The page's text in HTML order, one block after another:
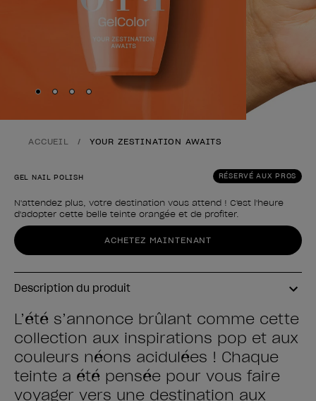
Skip to slide
Skip to slide
Skip to slide
Skip to slide
ACCUEIL YOUR ZESTINATION AWAITS
RÉSERVÉ AUX PROS
GEL NAIL POLISH
N'attendez plus, votre destination vous attend ! C'est l'heure
d'adopter cette belle teinte orangée et de profiter.
Forme du produit
ACHETEZ MAINTENANT
Description du produit
L’été s’annonce brûlant comme cette
collection aux inspirations pop et aux
couleurs néons acidulées ! Chaque
teinte a été pensée pour vous faire
voyager vers une destination aux